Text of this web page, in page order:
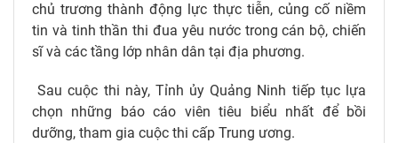
chủ trương thành động lực thực tiễn, củng cố niềm
tin và tinh thần thi đua yêu nước trong cán bộ, chiến
sĩ và các tầng lớp nhân dân tại địa phương.
Sau cuộc thi này, Tỉnh ủy Quảng Ninh tiếp tục lựa
chọn những báo cáo viên tiêu biểu nhất để bồi
dưỡng, tham gia cuộc thi cấp Trung ương.